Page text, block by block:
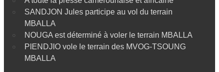
SANDJON Jules participe au vol du terrain
MBALLA
NOUGA est déterminé à voler le terrain MBALLA
PIENDJIO vole le terrain des MVOG-TSOUNG
MBALLA